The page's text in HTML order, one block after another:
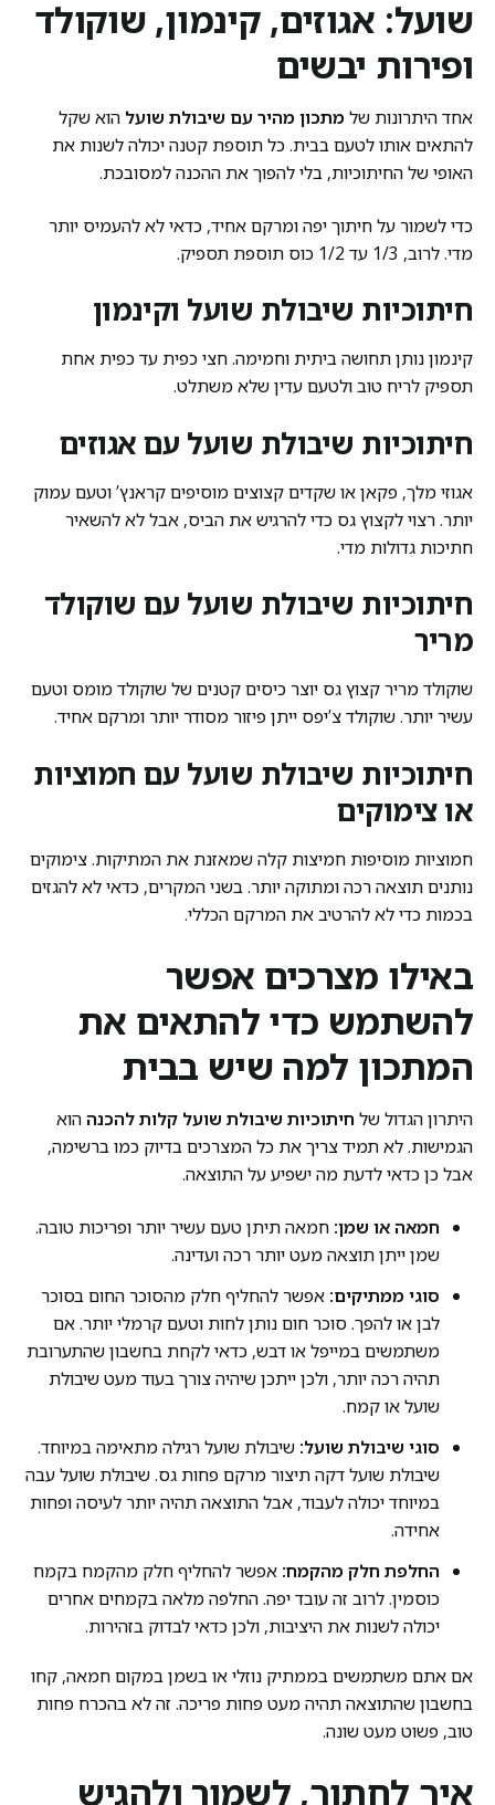
שועל: אגוזים, קינמון, שוקולד
ופירות יבשים
אחד היתרונות של מתכון מהיר עם שיבולת שועל הוא שקל
להתאים אותו לטעם בבית. כל תוספת קטנה יכולה לשנות את
האופי של החיתוכיות, בלי להפוך את ההכנה למסובכת.
כדי לשמור על חיתוך יפה ומרקם אחיד, כדאי לא להעמיס יותר
מדי. לרוב, 1/3 עד 1/2 כוס תוספת תספיק.
חיתוכיות שיבולת שועל וקינמון
קינמון נותן תחושה ביתית וחמימה. חצי כפית עד כפית אחת
תספיק לריח טוב ולטעם עדין שלא משתלט.
חיתוכיות שיבולת שועל עם אגוזים
אגוזי מלך, פקאן או שקדים קצוצים מוסיפים קראנץ’ וטעם עמוק
יותר. רצוי לקצוץ גס כדי להרגיש את הביס, אבל לא להשאיר
חתיכות גדולות מדי.
חיתוכיות שיבולת שועל עם שוקולד
מריר
שוקולד מריר קצוץ גס יוצר כיסים קטנים של שוקולד מומס וטעם
עשיר יותר. שוקולד צ’יפס ייתן פיזור מסודר יותר ומרקם אחיד.
חיתוכיות שיבולת שועל עם חמוציות
או צימוקים
חמוציות מוסיפות חמיצות קלה שמאזנת את המתיקות. צימוקים
נותנים תוצאה רכה ומתוקה יותר. בשני המקרים, כדאי לא להגזים
בכמות כדי לא להרטיב את המרקם הכללי.
באילו מצרכים אפשר
להשתמש כדי להתאים את
המתכון למה שיש בבית
היתרון הגדול של חיתוכיות שיבולת שועל קלות להכנההוא
הגמישות. לא תמיד צריך את כל המצרכים בדיוק כמו ברשימה,
אבל כן כדאי לדעת מה ישפיע על התוצאה.
חמאה או שמן: חמאה תיתן טעם עשיר יותר ופריכות טובה.
שמן ייתן תוצאה מעט יותר רכה ועדינה.
סוגי ממתיקים: אפשר להחליף חלק מהסוכר החום בסוכר
לבן או להפך. סוכר חום נותן לחות וטעם קרמלי יותר. אם
משתמשים במייפל או דבש, כדאי לקחת בחשבון שהתערובת
תהיה רכה יותר, ולכן ייתכן שיהיה צורך בעוד מעט שיבולת
שועל או קמח.
סוגי שיבולת שועל: שיבולת שועל רגילה מתאימה במיוחד.
שיבולת שועל דקה תיצור מרקם פחות גס. שיבולת שועל עבה
במיוחד יכולה לעבוד, אבל התוצאה תהיה יותר לעיסה ופחות
אחידה.
החלפת חלק מהקמח: אפשר להחליף חלק מהקמח בקמח
כוסמין. לרוב זה עובד יפה. החלפה מלאה בקמחים אחרים
יכולה לשנות את היציבות, ולכן כדאי לבדוק בזהירות.
אם אתם משתמשים בממתיק נוזלי או בשמן במקום חמאה, קחו
בחשבון שהתוצאה תהיה מעט פחות פריכה. זה לא בהכרח פחות
טוב, פשוט מעט שונה.
איך לחתוך, לשמור ולהגיש